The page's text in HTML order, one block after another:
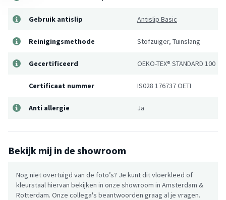
Gebruik antislip Antislip Basic
Reinigingsmethode Stofzuiger, Tuinslang
Gecertificeerd OEKO-TEX® STANDARD 100
Certificaat nummer IS028 176737 OETI
Anti allergie Ja
Bekijk mij in de showroom
Nog niet overtuigd van de foto’s? Je kunt dit vloerkleed of
kleurstaal hiervan bekijken in onze showroom in Amsterdam &
Rotterdam. Onze collega's beantwoorden graag al je vragen.